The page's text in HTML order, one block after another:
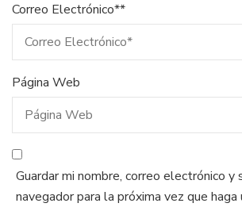
Correo Electrónico**
Página Web
Guardar mi nombre, correo electrónico
navegador para la próxima vez que haga